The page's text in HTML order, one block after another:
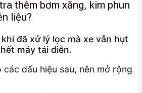
thêm bơm xăng, kim phun
liệu?
đã xử lý lọc mà xe vẫn hụt
máy tái diễn.
các dấu hiệu sau, nên mở rộng